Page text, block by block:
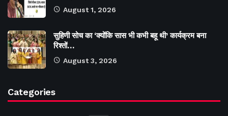
August 1, 2026
सुहिणी सोच का ‘क्योंकि सास भी कभी बहू थी’ कार्यक्रम बना
रिश्तों…
August 3, 2026
Categories